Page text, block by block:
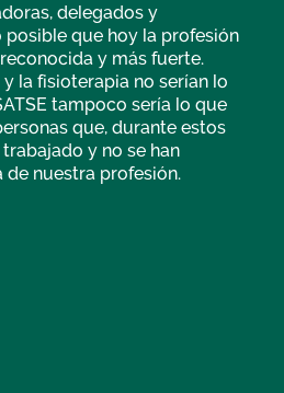
delegados y
posible que hoy la profesión
y más fuerte.
la fisioterapia no serían lo
tampoco sería lo que
que, durante estos
y no se han
de nuestra profesión.